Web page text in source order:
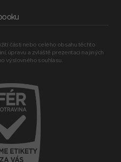
části nebo celého obsahu těchto
úpravu a zvláště prezentaci na jiných
výslovného souhlasu.